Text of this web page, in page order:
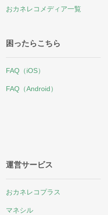
おカネレコメディア一覧
困ったらこちら
FAQ（iOS）
FAQ（Android）
運営サービス
おカネレコプラス
マネシル